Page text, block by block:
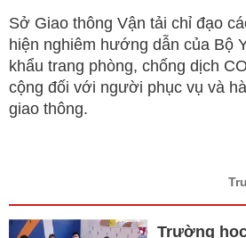
Sở Giao thông Vận tải chỉ đạo
hiện nghiêm hướng dẫn của Bộ
khẩu trang phòng, chống dịch
cộng đối với người phục vụ và
giao thông.
Trường